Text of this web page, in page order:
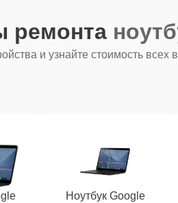
ремонта
и узнайте стоимость всех
Ноутбук Google